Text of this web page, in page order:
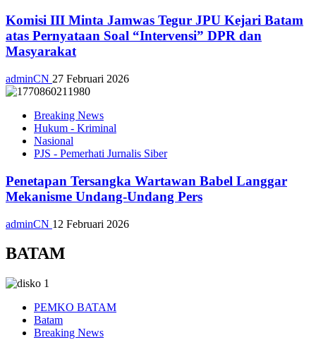
Komisi III Minta Jamwas Tegur JPU Kejari Batam
atas Pernyataan Soal “Intervensi” DPR dan
Masyarakat
adminCN 27 Februari 2026
Breaking News
Hukum - Kriminal
Nasional
PJS - Pemerhati Jurnalis Siber
Penetapan Tersangka Wartawan Babel Langgar
Mekanisme Undang-Undang Pers
adminCN 12 Februari 2026
BATAM
PEMKO BATAM
Batam
Breaking News